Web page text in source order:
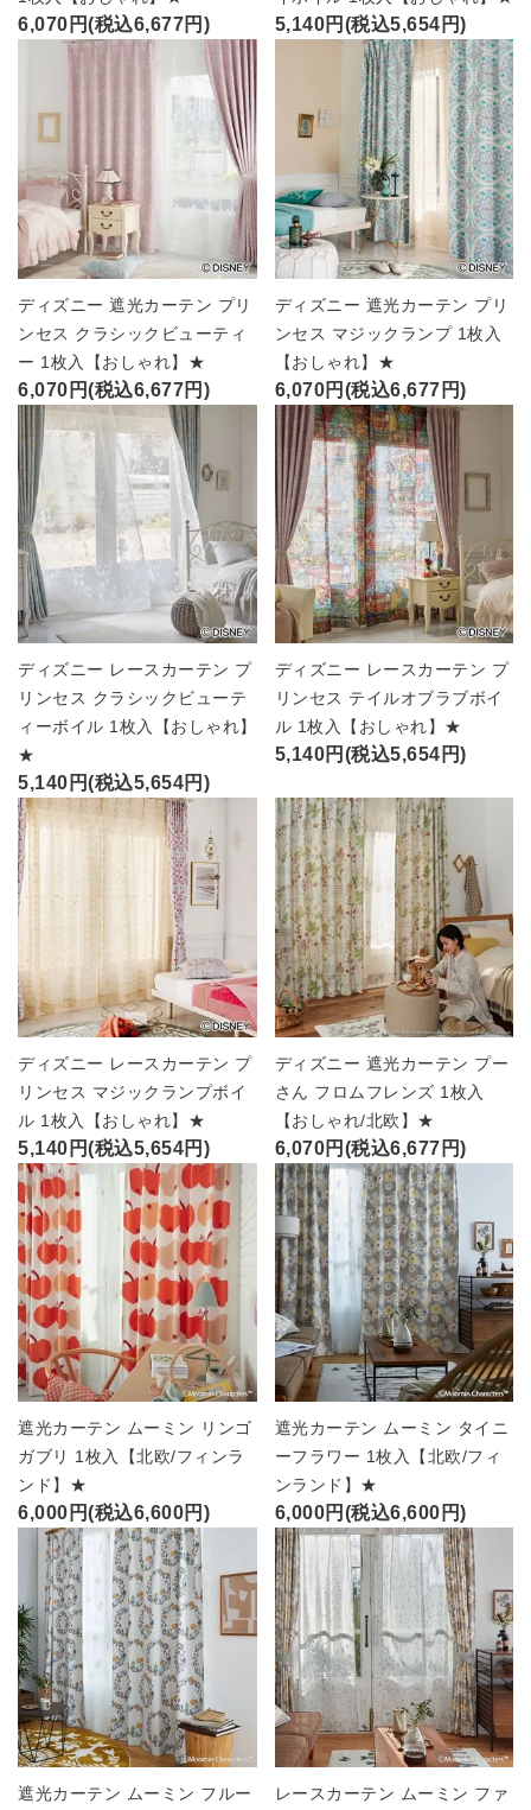
6,070円(税込6,677円) 5,140円(税込5,654円)
ディズニー 遮光カーテン プリ
ンセス クラシックビューティ
ー 1枚入【おしゃれ】★
6,070円(税込6,677円)
ディズニー 遮光カーテン プリ
ンセス マジックランプ 1枚入
【おしゃれ】★
6,070円(税込6,677円)
ディズニー レースカーテン プ
リンセス クラシックビューテ
ィーボイル 1枚入【おしゃれ】
★
5,140円(税込5,654円)
ディズニー レースカーテン プ
リンセス テイルオブラブボイ
ル 1枚入【おしゃれ】★
5,140円(税込5,654円)
ディズニー レースカーテン プ
リンセス マジックランプボイ
ル 1枚入【おしゃれ】★
5,140円(税込5,654円)
ディズニー 遮光カーテン プー
さん フロムフレンズ 1枚入
【おしゃれ/北欧】★
6,070円(税込6,677円)
遮光カーテン ムーミン リンゴ
ガブリ 1枚入【北欧/フィンラ
ンド】★
6,000円(税込6,600円)
遮光カーテン ムーミン タイニ
ーフラワー 1枚入【北欧/フィ
ンランド】★
6,000円(税込6,600円)
遮光カーテン ムーミン フルー
レースカーテン ムーミン ファ